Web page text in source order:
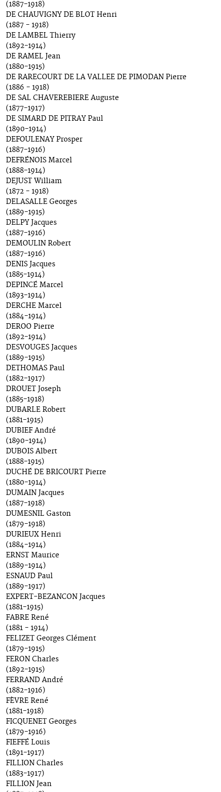
(1887-1918)
DE CHAUVIGNY DE BLOT Henri
(1887 - 1918)
DE LAMBEL Thierry
(1892-1914)
DE RAMEL Jean
(1880-1915)
DE RARECOURT DE LA VALLEE DE PIMODAN Pierre
(1886 - 1918)
DE SAL CHAVEREBIERE Auguste
(1877-1917)
DE SIMARD DE PITRAY Paul
(1890-1914)
DEFOULENAY Prosper
(1887-1916)
DEFRÉNOIS Marcel
(1888-1914)
DEJUST William
(1872 - 1918)
DELASALLE Georges
(1889-1915)
DELPY Jacques
(1887-1916)
DEMOULIN Robert
(1887-1916)
DENIS Jacques
(1885-1914)
DEPINCÉ Marcel
(1893-1914)
DERCHE Marcel
(1884-1914)
DEROO Pierre
(1892-1914)
DESVOUGES Jacques
(1889-1915)
DETHOMAS Paul
(1882-1917)
DROUET Joseph
(1885-1918)
DUBARLE Robert
(1881-1915)
DUBIEF André
(1890-1914)
DUBOIS Albert
(1888-1915)
DUCHÉ DE BRICOURT Pierre
(1880-1914)
DUMAIN Jacques
(1887-1918)
DUMESNIL Gaston
(1879-1918)
DURIEUX Henri
(1884-1914)
ERNST Maurice
(1889-1914)
ESNAUD Paul
(1889-1917)
EXPERT-BEZANCON Jacques
(1881-1915)
FABRE René
(1881 - 1914)
FELIZET Georges Clément
(1879-1915)
FERON Charles
(1892-1915)
FERRAND André
(1882-1916)
FÈVRE René
(1881-1918)
FICQUENET Georges
(1879-1916)
FIEFFÉ Louis
(1891-1917)
FILLION Charles
(1883-1917)
FILLION Jean